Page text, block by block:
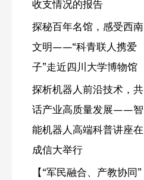
收支情况的报告
探秘百年名馆，感受西南
文明——“科青联人携爱
子”走近四川大学博物馆
探析机器人前沿技术，共
话产业高质量发展——智
能机器人高端科普讲座在
成信大举行
【“军民融合、产教协同”